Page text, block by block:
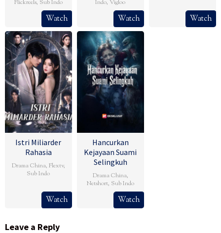
Flickreels, Sub Indo
Watch
Indo,Vigloo
Watch Watch
Istri Miliarder
Rahasia
Drama China, Flextv,
Sub Indo
Watch
Hancurkan
Kejayaan Suami
Selingkuh
Drama China,
Netshort, Sub Indo
Watch
Leave a Reply